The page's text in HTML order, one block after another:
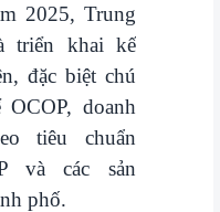
2025, Trung
triển khai kế
đặc biệt chú
doanh
tiêu chuẩn
và các sản
phố.